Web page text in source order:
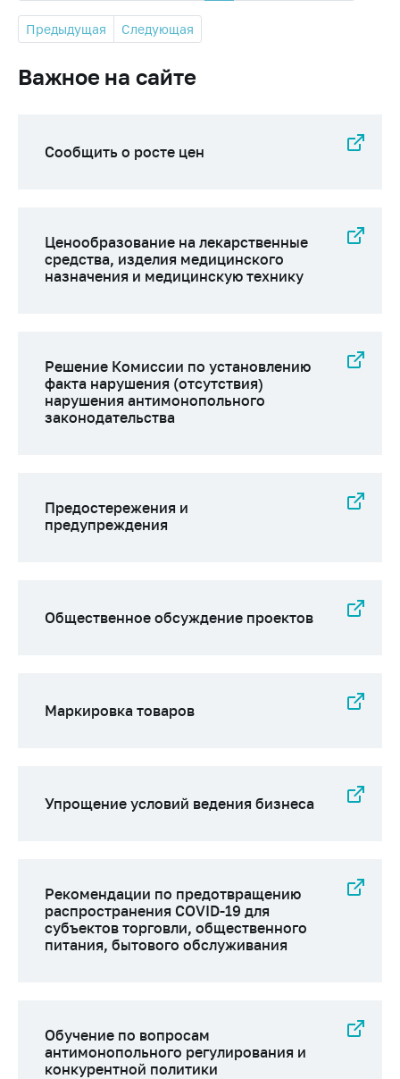
Предыдущая Следующая
Важное на сайте
Сообщить о росте цен
Ценообразование на лекарственные
средства, изделия медицинского
назначения и медицинскую технику
Решение Комиссии по установлению
факта нарушения (отсутствия)
нарушения антимонопольного
законодательства
Предостережения и
предупреждения
Общественное обсуждение проектов
Маркировка товаров
Упрощение условий ведения бизнеса
Рекомендации по предотвращению
распространения COVID-19 для
субъектов торговли, общественного
питания, бытового обслуживания
Обучение по вопросам
антимонопольного регулирования и
конкурентной политики